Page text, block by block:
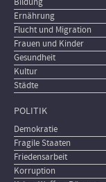
Ernährung
Flucht und Migration
Frauen und Kinder
Gesundheit
Kultur
Städte
POLITIK
Demokratie
Fragile Staaten
Friedensarbeit
Korruption